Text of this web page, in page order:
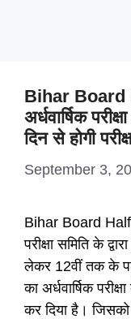
Bihar Board
अर्धवार्षिक
दिन से होगी
September 3,
Bihar Board Half
परीक्षा समिति के
लेकर 12वीं तक के
का अर्धवार्षिक
कर दिया है।